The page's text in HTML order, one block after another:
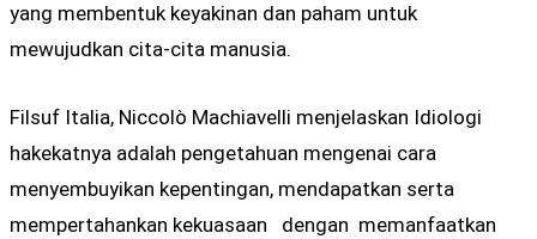
yang membentuk keyakinan dan paham untuk
mewujudkan cita-cita manusia.
Filsuf Italia, Niccolò Machiavelli menjelaskan Idiologi
hakekatnya adalah pengetahuan mengenai cara
menyembuyikan kepentingan, mendapatkan serta
mempertahankan kekuasaan dengan memanfaatkan